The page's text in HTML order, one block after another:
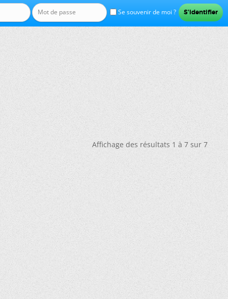
Se souvenir de moi ?
Affichage des résultats 1 à 7 sur 7